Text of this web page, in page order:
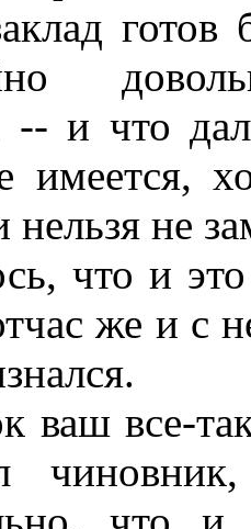
готов
-- и что
имеется,
нельзя не
что и
же и с
ваш все-